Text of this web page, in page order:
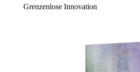
Grenzenlose Innovation